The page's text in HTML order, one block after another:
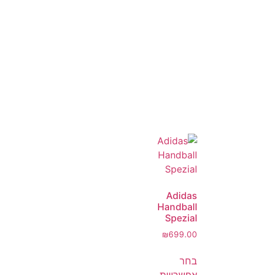
Adidas
Handball
Spezial
₪699.00
בחר